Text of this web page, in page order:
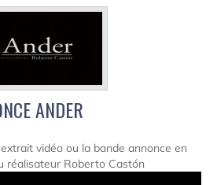
ANDER
vidéo ou la bande annonce en
réalisateur Roberto Castón